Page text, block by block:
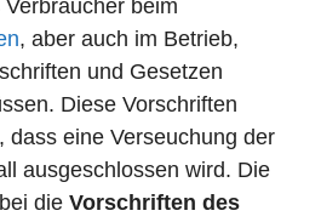
beim
, aber auch im Betrieb,
und Gesetzen
Diese Vorschriften
dass eine Verseuchung der
ausgeschlossen wird. Die
die Vorschriften des